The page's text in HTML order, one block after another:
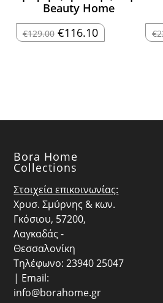
Beauty Home
€129.00 Original
price
€116.10Η
τρέχουσα €
Bora Home
Collections
Στοιχεία επικοινωνίας:
Χρυσ. Σμύρνης & κων.
Γκόσιου, 57200,
Λαγκαδάς -
Θεσσαλονίκη
Τηλέφωνο: 23940 25047
| Email:
info@borahome.gr